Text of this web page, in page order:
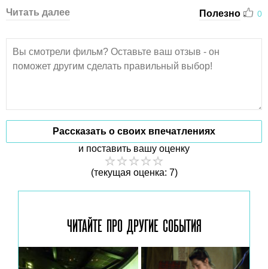
Читать далее Полезно 0
Рассказать о своих впечатлениях
и поставить вашу оценку
(текущая оценка: 7)
ЧИТАЙТЕ ПРО ДРУГИЕ СОБЫТИЯ